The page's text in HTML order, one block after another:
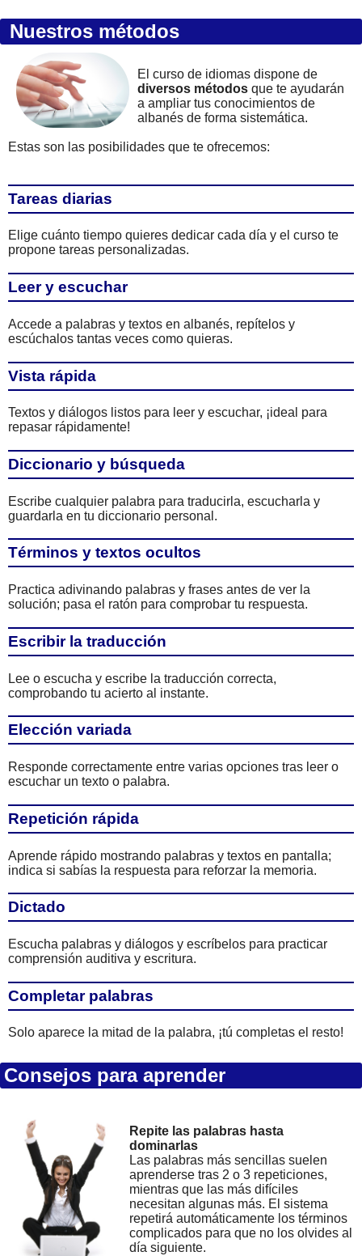
Nuestros métodos
El curso de idiomas dispone de
diversos métodos que te ayudarán
a ampliar tus conocimientos de
albanés de forma sistemática.
Estas son las posibilidades que te ofrecemos:
Tareas diarias
Elige cuánto tiempo quieres dedicar cada día y el curso te
propone tareas personalizadas.
Leer y escuchar
Accede a palabras y textos en albanés, repítelos y
escúchalos tantas veces como quieras.
Vista rápida
Textos y diálogos listos para leer y escuchar, ¡ideal para
repasar rápidamente!
Diccionario y búsqueda
Escribe cualquier palabra para traducirla, escucharla y
guardarla en tu diccionario personal.
Términos y textos ocultos
Practica adivinando palabras y frases antes de ver la
solución; pasa el ratón para comprobar tu respuesta.
Escribir la traducción
Lee o escucha y escribe la traducción correcta,
comprobando tu acierto al instante.
Elección variada
Responde correctamente entre varias opciones tras leer o
escuchar un texto o palabra.
Repetición rápida
Aprende rápido mostrando palabras y textos en pantalla;
indica si sabías la respuesta para reforzar la memoria.
Dictado
Escucha palabras y diálogos y escríbelos para practicar
comprensión auditiva y escritura.
Completar palabras
Solo aparece la mitad de la palabra, ¡tú completas el resto!
Consejos para aprender
Repite las palabras hasta
dominarlas
Las palabras más sencillas suelen
aprenderse tras 2 o 3 repeticiones,
mientras que las más difíciles
necesitan algunas más. El sistema
repetirá automáticamente los términos
complicados para que no los olvides al
día siguiente.